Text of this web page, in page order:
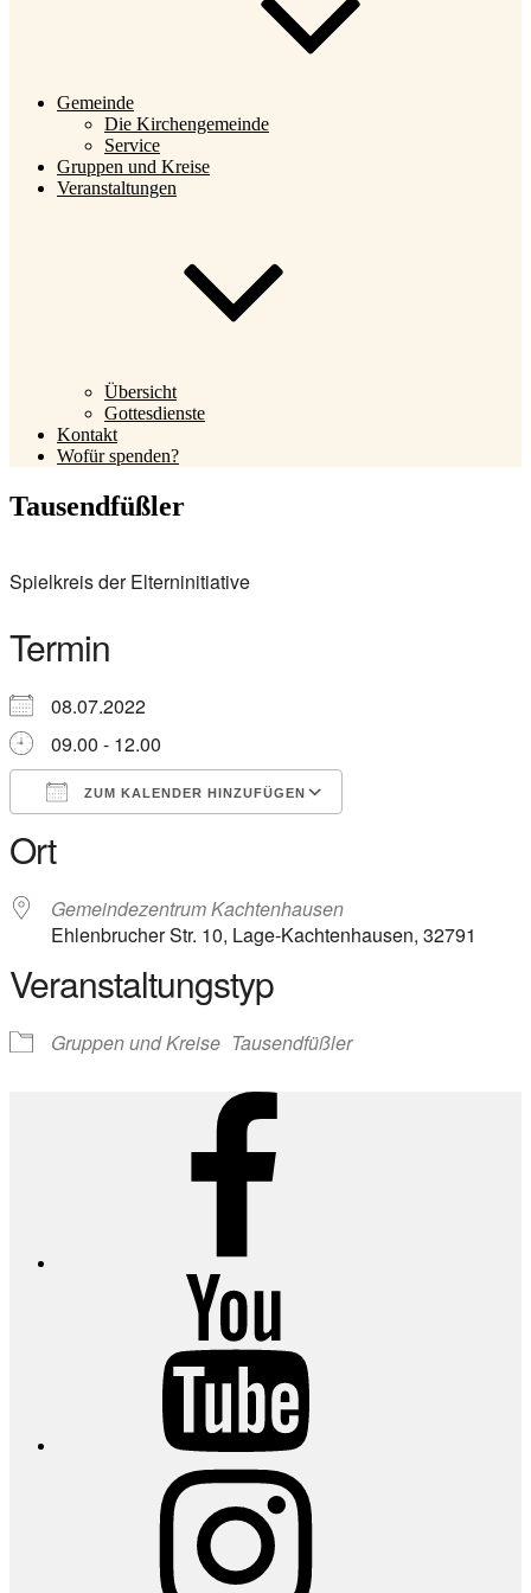
Gemeinde
Die Kirchengemeinde
Service
Gruppen und Kreise
Veranstaltungen
Übersicht
Gottesdienste
Kontakt
Wofür spenden?
Tausendfüßler
Spielkreis der Elterninitiative
Termin
08.07.2022
09.00 - 12.00
ZUM KALENDER HINZUFÜGEN
ICS herunterladen
Ort
Gemeindezentrum Kachtenhausen
Ehlenbrucher Str. 10, Lage-Kachtenhausen, 32791
Veranstaltungstyp
Gruppen und Kreise Tausendfüßler